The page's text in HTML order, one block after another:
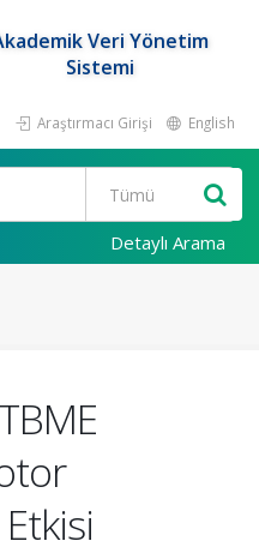
Veri Yönetim
Sistemi
Araştırmacı Girişi English
Detaylı Arama